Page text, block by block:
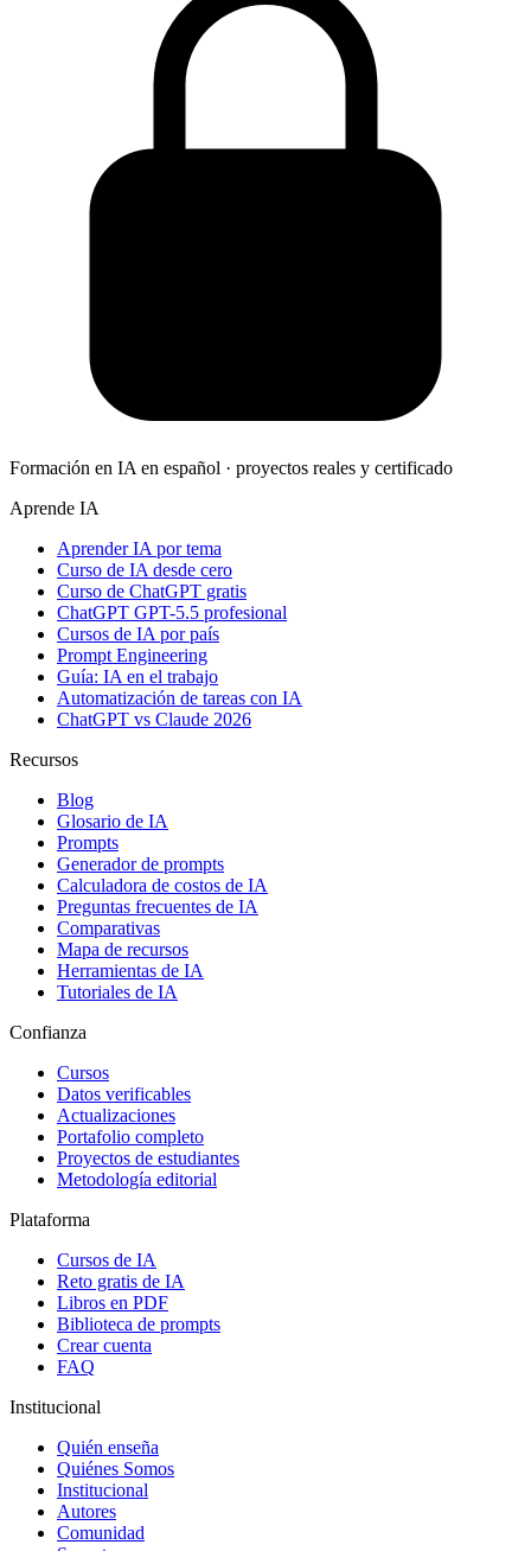
Formación en IA en español · proyectos reales y certificado
Aprende IA
Aprender IA por tema
Curso de IA desde cero
Curso de ChatGPT gratis
ChatGPT GPT-5.5 profesional
Cursos de IA por país
Prompt Engineering
Guía: IA en el trabajo
Automatización de tareas con IA
ChatGPT vs Claude 2026
Recursos
Blog
Glosario de IA
Prompts
Generador de prompts
Calculadora de costos de IA
Preguntas frecuentes de IA
Comparativas
Mapa de recursos
Herramientas de IA
Tutoriales de IA
Confianza
Cursos
Datos verificables
Actualizaciones
Portafolio completo
Proyectos de estudiantes
Metodología editorial
Plataforma
Cursos de IA
Reto gratis de IA
Libros en PDF
Biblioteca de prompts
Crear cuenta
FAQ
Institucional
Quién enseña
Quiénes Somos
Institucional
Autores
Comunidad